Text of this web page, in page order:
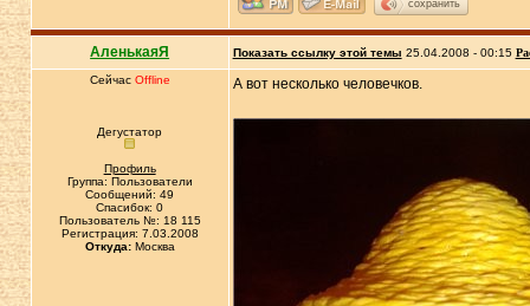
сохранить
АленькаяЯ Показать ссылку этой темы 25.04.2008 - 00:15
Сейчас Offline
Дегустатор
Профиль
Группа: Пользователи
Сообщений: 49
Спасибок: 0
Пользователь №: 18 115
Регистрация: 7.03.2008
Откуда:Москва
А вот несколько человечков.